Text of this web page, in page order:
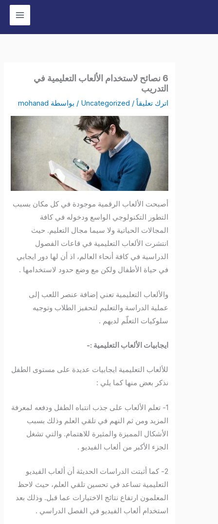
6 نصائح لاستخدام الألعاب التعليمية في
التدريب
اترك تعليقاً /
Uncategorized/ بواسطة mohanad
أصبحت الألعاب الرقمية موجودة في كل مكان بسبب
التطور التكنولوجي الواسع ودخوله في كافة
المجالات الحياتية ولا سيما مجال التعليم. حيث
انتشرت الألعاب التعليمية في قاعات الفصول
الدراسية في كافة أنحاء العالم، اذ أن لها دور ايجابي
في حياة الأطفال ولكن مع وضع حدود لاستخدامها .
والألعاب التعليمية تعني إضافة عنصر اللعب إلى
عملية الدراسة والتعليم لتحفيز الطلاب وتوجيه
سلوكيات التعلّم لديهم .
ايجابيات الألعاب التعليمية :-
للألعاب التعليمية ايجابيات عديدة على مستوى الطفل
نذكر بعض منها كما يلي :
1- تعلم الألعاب على جذب انتباه الطفل ودفعه لمعرفة
المزيد ومن ثم النهم في تلقي العلم وذلك بسبب
الأشكال المميزة والمثيرة للاهتمام. والتي تشغل
الجزء الأكبر من ألعاب الفيديو .
2- كما أثبتت الدراسات الحديثة أن ألعاب الفيديو
التعليمية تساعد في تحسين تلقي العلم، حيث لاحظ
المعلمون ارتفاع نتائج الاختيارات عما قبل. وذلك بعد
استخدام ألعاب الفيديو في الفصل الدراسي .